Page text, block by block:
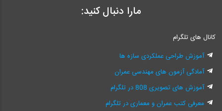
مارا دنبال کنید:
کانال های تلگرام
آموزش طراحی عملکردی سازه ها
آمادگی آزمون های مهندسی عمران
آموزش های تصویری 808 در تلگرام
معرفی کتب عمران و معماری در تلگرام